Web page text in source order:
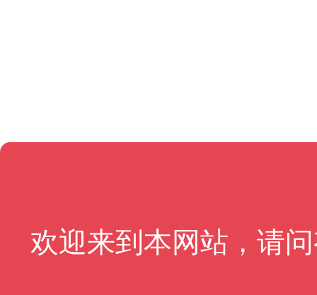
欢迎来到本网站，请